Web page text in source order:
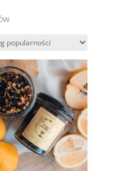
Posortowane
popularności